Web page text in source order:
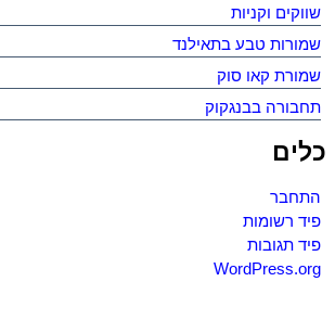
שווקים וקניות
שמורות טבע בתאילנד
שמורת קאו סוק
תחבורה בבנגקוק
כלים
התחבר
פיד רשומות
פיד תגובות
WordPress.org